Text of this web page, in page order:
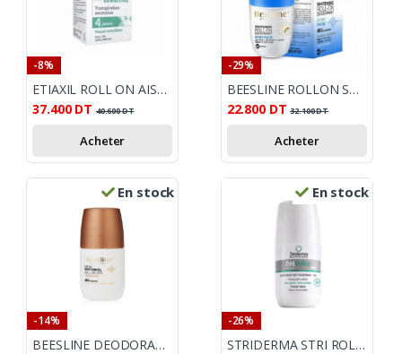
-8%
ETIAXIL ROLL ON AISSELLE PEAUX SENSIBLES 15ML
37.400 DT 40.600DT
Acheter
-29%
BEESLINE ROLLON SPORT PULSE 4EN1 50ML
22.800 DT 32.100DT
Acheter
En stock
-14%
BEESLINE DEODORANT ROLL ON BLANCHEUR ARABIAN OUD 4EN1 50ML
En stock
-26%
STRIDERMA STRI ROLLON ANTI TRNSPIRANT ECLAIRCISSANT